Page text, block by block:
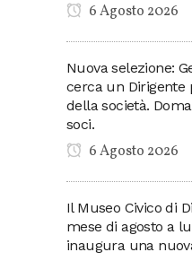
6 Agosto 2026
Nuova selezione:
cerca un Dirigente
della società.
soci.
6 Agosto 2026
Il Museo Civico di
mese di agosto a
inaugura una